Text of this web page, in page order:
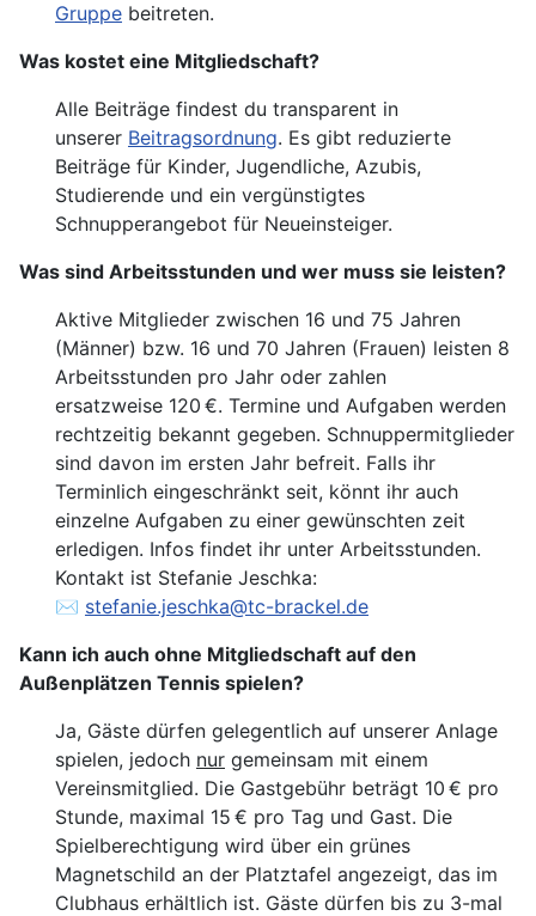
Gruppe beitreten.
Was kostet eine Mitgliedschaft?
Alle Beiträge findest du transparent in
unserer Beitragsordnung. Es gibt reduzierte
Beiträge für Kinder, Jugendliche, Azubis,
Studierende und ein vergünstigtes
Schnupperangebot für Neueinsteiger.
Was sind Arbeitsstunden und wer muss sie leisten?
Aktive Mitglieder zwischen 16 und 75 Jahren
(Männer) bzw. 16 und 70 Jahren (Frauen) leisten 8
Arbeitsstunden pro Jahr oder zahlen
ersatzweise 120 €. Termine und Aufgaben werden
rechtzeitig bekannt gegeben. Schnuppermitglieder
sind davon im ersten Jahr befreit. Falls ihr
Terminlich eingeschränkt seit, könnt ihr auch
einzelne Aufgaben zu einer gewünschten zeit
erledigen. Infos findet ihr unter Arbeitsstunden.
Kontakt ist Stefanie Jeschka:
✉️ stefanie.jeschka@tc-brackel.de
Kann ich auch ohne Mitgliedschaft auf den
Außenplätzen Tennis spielen?
Ja, Gäste dürfen gelegentlich auf unserer Anlage
spielen, jedoch nur gemeinsam mit einem
Vereinsmitglied. Die Gastgebühr beträgt 10 € pro
Stunde, maximal 15 € pro Tag und Gast. Die
Spielberechtigung wird über ein grünes
Magnetschild an der Platztafel angezeigt, das im
Clubhaus erhältlich ist. Gäste dürfen bis zu 3-mal